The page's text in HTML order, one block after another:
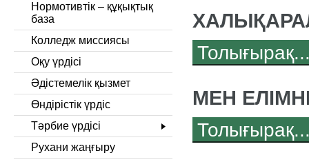
Нормотивтік – құқықтық
база
Колледж миссиясы
Оқу үрдісі
Әдістемелік қызмет
Өндірістік үрдіс
Тәрбие үрдісі
Рухани жаңғыру
МЕН